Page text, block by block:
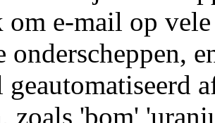
e-mail op
onderscheppen,
geautomatiseerd
zoals 'bom'